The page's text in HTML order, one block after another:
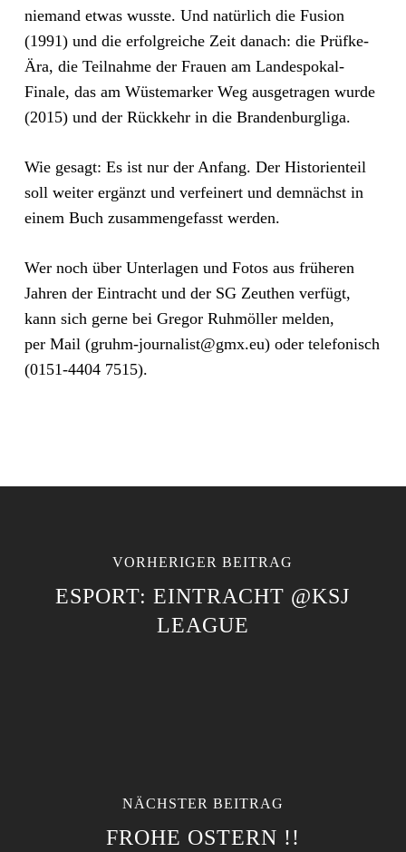
niemand etwas wusste. Und natürlich die Fusion
(1991) und die erfolgreiche Zeit danach: die Prüfke-
Ära, die Teilnahme der Frauen am Landespokal-
Finale, das am Wüstemarker Weg ausgetragen wurde
(2015) und der Rückkehr in die Brandenburgliga.
Wie gesagt: Es ist nur der Anfang. Der Historienteil
soll weiter ergänzt und verfeinert und demnächst in
einem Buch zusammengefasst werden.
Wer noch über Unterlagen und Fotos aus früheren
Jahren der Eintracht und der SG Zeuthen verfügt,
kann sich gerne bei Gregor Ruhmöller melden,
per Mail (gruhm-journalist@gmx.eu) oder telefonisch
(0151-4404 7515).
VORHERIGER BEITRAG
ESPORT: EINTRACHT @KSJ
LEAGUE
NÄCHSTER BEITRAG
FROHE OSTERN !!